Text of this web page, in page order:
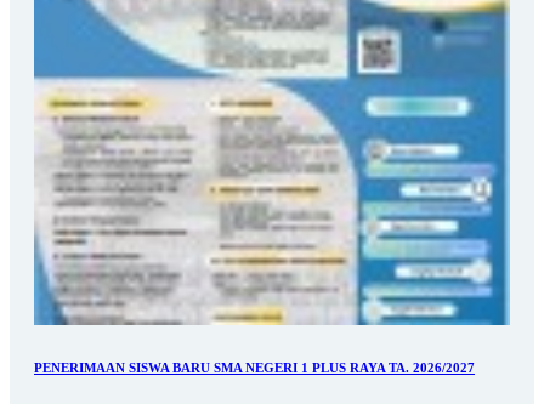
PENERIMAAN SISWA BARU SMA NEGERI 1 PLUS RAYA TA. 2026/2027